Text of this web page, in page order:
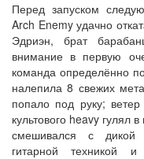
Перед запуском
Arch Enemy удачно
Эдриэн, брат
внимание в первую
команда определённо
налепила 8 свежих
попало под руку;
культового heavy гулял
смешивался с дикой
гитарной техникой